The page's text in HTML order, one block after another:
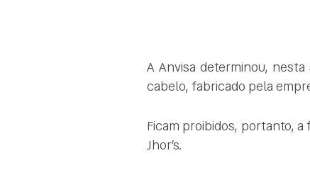
A Anvisa determinou, nesta
cabelo, fabricado pela
Ficam proibidos, portanto, a
Jhor’s.